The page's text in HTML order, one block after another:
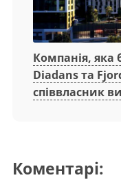
Компанія, яка
Diadans та
співвласник
Коментарі: